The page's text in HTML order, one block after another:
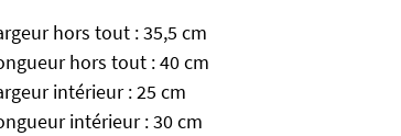
hors tout : 35,5 cm
hors tout : 40 cm
intérieur : 25 cm
intérieur : 30 cm